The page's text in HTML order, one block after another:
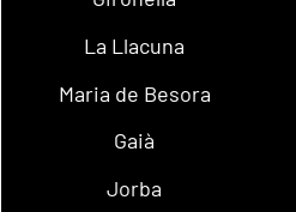
La Llacuna
Maria de Besora
Gaià
Jorba